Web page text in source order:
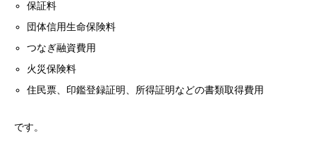
保証料
団体信用生命保険料
つなぎ融資費用
火災保険料
住民票、印鑑登録証明、所得証明などの書類取得費用
です。